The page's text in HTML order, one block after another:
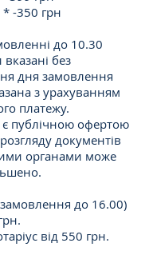
* -350 грн
до 10.30
без
дня замовлення
з урахуванням
платежу.
публічною офертою
документів
органами може
до 16.00)
від 550 грн.